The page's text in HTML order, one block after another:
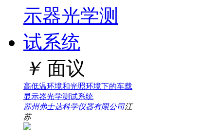
￥ 面议
高低温环境和光照环境下的车载
显示器光学测试系统
苏州弗士达科学仪器有限公司江
苏